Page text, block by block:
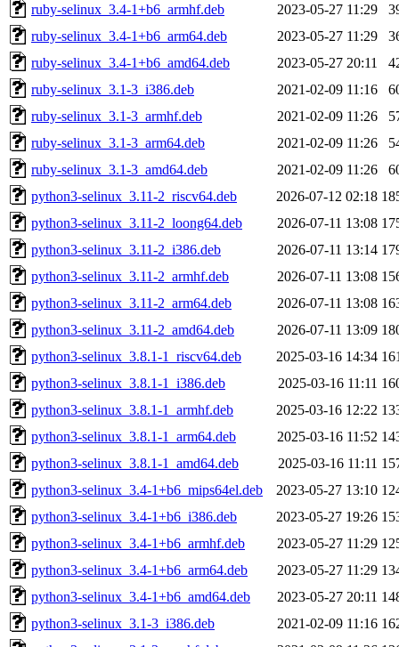
ruby-selinux_3.4-1+b6_armhf.deb
2023-05-27 11:29
ruby-selinux_3.4-1+b6_arm64.deb
2023-05-27 11:29
ruby-selinux_3.4-1+b6_amd64.deb
2023-05-27 20:11
ruby-selinux_3.1-3_i386.deb
2021-02-09 11:16
ruby-selinux_3.1-3_armhf.deb
2021-02-09 11:26
ruby-selinux_3.1-3_arm64.deb
2021-02-09 11:26
ruby-selinux_3.1-3_amd64.deb
2021-02-09 11:26
python3-selinux_3.11-2_riscv64.deb
2026-07-12 02:18
python3-selinux_3.11-2_loong64.deb
2026-07-11 13:08
python3-selinux_3.11-2_i386.deb
2026-07-11 13:14
python3-selinux_3.11-2_armhf.deb
2026-07-11 13:08
python3-selinux_3.11-2_arm64.deb
2026-07-11 13:08
python3-selinux_3.11-2_amd64.deb
2026-07-11 13:09
python3-selinux_3.8.1-1_riscv64.deb
2025-03-16 14:34
python3-selinux_3.8.1-1_i386.deb
2025-03-16 11:11
python3-selinux_3.8.1-1_armhf.deb
2025-03-16 12:22
python3-selinux_3.8.1-1_arm64.deb
2025-03-16 11:52
python3-selinux_3.8.1-1_amd64.deb
2025-03-16 11:11
python3-selinux_3.4-1+b6_mips64el.deb
2023-05-27 13:10
python3-selinux_3.4-1+b6_i386.deb
2023-05-27 19:26
python3-selinux_3.4-1+b6_armhf.deb
2023-05-27 11:29
python3-selinux_3.4-1+b6_arm64.deb
2023-05-27 11:29
python3-selinux_3.4-1+b6_amd64.deb
2023-05-27 20:11
python3-selinux_3.1-3_i386.deb
2021-02-09 11:16